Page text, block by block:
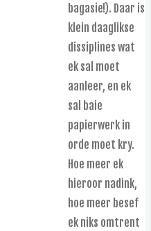
bagasie!). Daar is
klein daaglikse
dissiplines wat
ek sal moet
aanleer, en ek
sal baie
papierwerk in
orde moet kry.
Hoe meer ek
hieroor nadink,
hoe meer besef
ek niks omtrent